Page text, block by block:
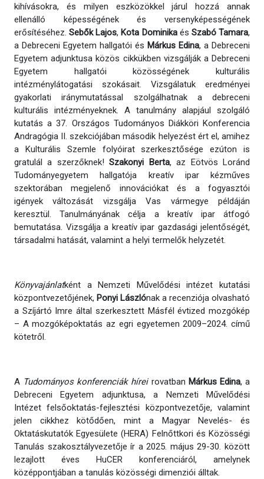
kihívásokra, és milyen eszközökkel járul hozzá annak
ellenálló képességének és versenyképességének
erősítéséhez.Sebők Lajos, Kota Dominikaés Szabó Tamara,
a Debreceni Egyetem hallgatói és Márkus Edina, a Debreceni
Egyetem adjunktusa közös cikkükben vizsgálják a Debreceni
Egyetem hallgatói közösségének kulturális
intézménylátogatási szokásait. Vizsgálatuk eredményei
gyakorlati iránymutatással szolgálhatnak a debreceni
kulturális intézményeknek. A tanulmány alapjául szolgáló
kutatás a 37. Országos Tudományos Diákköri Konferencia
Andragógia II. szekciójában második helyezést ért el, amihez
a Kulturális Szemle folyóirat szerkesztősége ezúton is
gratulál a szerzőknek!Szakonyi Berta, az Eötvös Loránd
Tudományegyetem hallgatója kreatív ipar kézműves
szektorában megjelenő innovációkat és a fogyasztói
igények változását vizsgálja Vas vármegye példáján
keresztül. Tanulmányának célja a kreatív ipar átfogó
bemutatása. Vizsgálja a kreatív ipar gazdasági jelentőségét,
társadalmi hatását, valamint a helyi termelők helyzetét.
Könyvajánlatként a Nemzeti Művelődési intézet kutatási
központvezetőjének, Ponyi Lászlónak a recenziója olvasható
a Szíjártó Imre által szerkesztett Másfél évtized mozgókép
– A mozgóképoktatás az egri egyetemen 2009–2024. című
kötetről.
A Tudományos konferenciák híreirovatban Márkus Edina, a
Debreceni Egyetem adjunktusa, a Nemzeti Művelődési
Intézet felsőoktatás-fejlesztési központvezetője, valamint
jelen cikkhez kötődően, mint a Magyar Nevelés- és
Oktatáskutatók Egyesülete (HERA) Felnőttkori és Közösségi
Tanulás szakosztályvezetője ír a 2025. május 29-30. között
lezajlott éves HuCER konferenciáról, amelynek
középpontjában a tanulás közösségi dimenziói álltak.